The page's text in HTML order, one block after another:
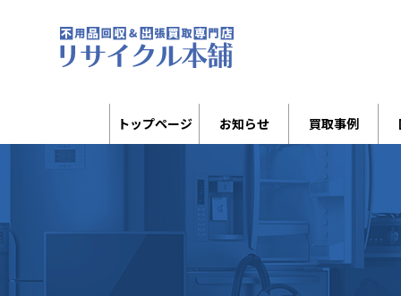
トップページ お知らせ 買取事例